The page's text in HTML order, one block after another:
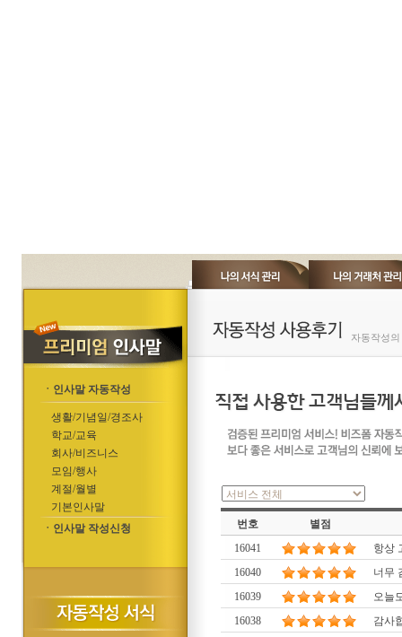
ㆍ인사말 자동작성
생활/기념일/경조사
학교/교육
회사/비즈니스
모임/행사
계절/월별
기본인사말
ㆍ인사말 작성신청
자동작성
번호
별점
16041
항상
16040
너무
16039
오늘
16038
감사